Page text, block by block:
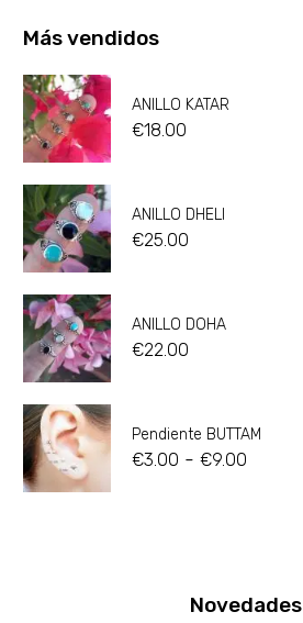
Más vendidos
ANILLO KATAR
€18.00
ANILLO DHELI
€25.00
ANILLO DOHA
€22.00
Pendiente BUTTAM
€3.00 - €9.00
Novedades